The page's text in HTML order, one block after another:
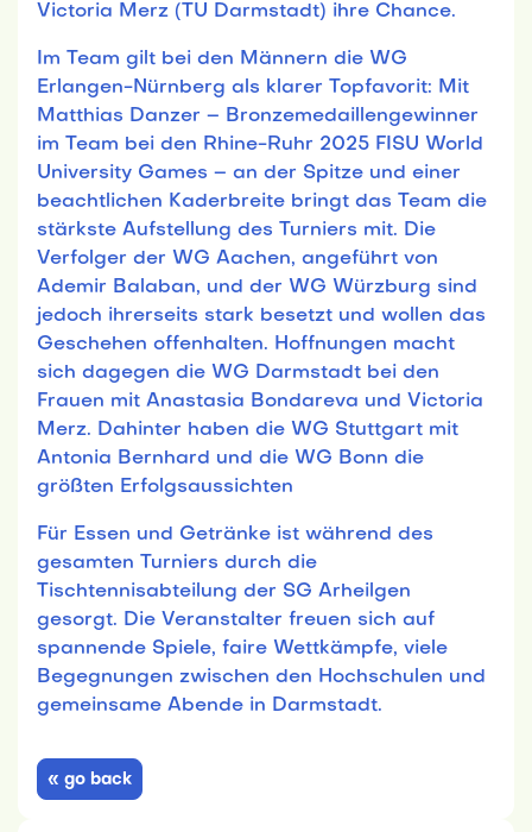
Victoria Merz (TU Darmstadt) ihre Chance.
Im Team gilt bei den Männern die WG
Erlangen-Nürnberg als klarer Topfavorit: Mit
Matthias Danzer – Bronzemedaillengewinner
im Team bei den Rhine-Ruhr 2025 FISU World
University Games – an der Spitze und einer
beachtlichen Kaderbreite bringt das Team die
stärkste Aufstellung des Turniers mit. Die
Verfolger der WG Aachen, angeführt von
Ademir Balaban, und der WG Würzburg sind
jedoch ihrerseits stark besetzt und wollen das
Geschehen offenhalten. Hoffnungen macht
sich dagegen die WG Darmstadt bei den
Frauen mit Anastasia Bondareva und Victoria
Merz. Dahinter haben die WG Stuttgart mit
Antonia Bernhard und die WG Bonn die
größten Erfolgsaussichten
Für Essen und Getränke ist während des
gesamten Turniers durch die
Tischtennisabteilung der SG Arheilgen
gesorgt. Die Veranstalter freuen sich auf
spannende Spiele, faire Wettkämpfe, viele
Begegnungen zwischen den Hochschulen und
gemeinsame Abende in Darmstadt.
« go back